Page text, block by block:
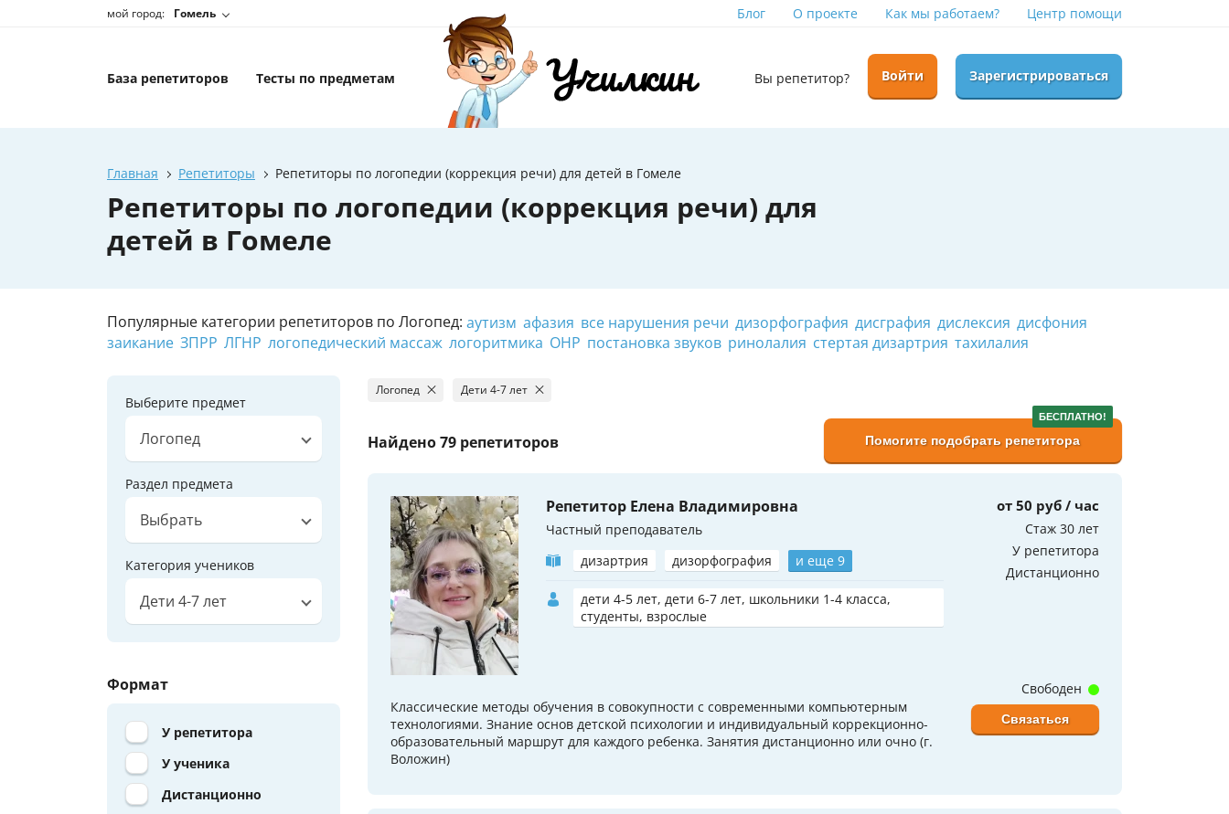
мой город: Гомель Блог О проекте Как мы работаем? Центр помощи
База репетиторов Тесты по предметам Вы репетитор? Войти Зарегистрироваться
Главная Репетиторы Репетиторы по логопедии (коррекция речи) для детей в Гомеле
Репетиторы по логопедии (коррекция речи) для
детей в Гомеле
Популярные категории репетиторов по Логопед: аутизм афазия все нарушения речи дизорфография дисграфия дислексия дисфония
заикание ЗПРР ЛГНР логопедический массаж логоритмика ОНР постановка звуков ринолалия стертая дизартрия тахилалия
Выберите предмет
Логопед
Раздел предмета
Выбрать
Категория учеников
Дети 4-7 лет
Формат
У репетитора
У ученика
Дистанционно
Логопед Дети 4-7 лет
Найдено79 репетиторов
БЕСПЛАТНО!
Помогите подобрать репетитора
Репетитор Елена Владимировна
Частный преподаватель
дизартрия
дизорфография и еще 9
дети 4-5 лет, дети 6-7 лет, школьники 1-4 класса,
студенты, взрослые
от 50 руб / час
Стаж 30 лет
У репетитора
Дистанционно
Классические методы обучения в совокупности с современными компьютерным
технологиями. Знание основ детской психологии и индивидуальный коррекционно-
образовательный маршрут для каждого ребенка. Занятия дистанционно или очно (г.
Воложин)
Свободен
Связаться